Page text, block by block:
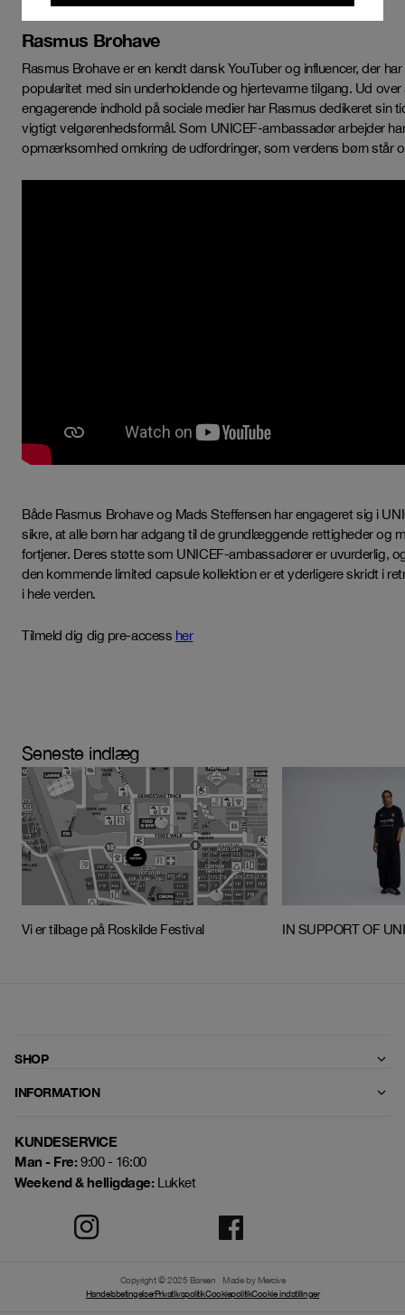
Rasmus Brohave
Rasmus Brohave er en kendt dansk YouTuber og influencer, der
popularitet med sin underholdende og hjertevarme tilgang. Ud
engagerende indhold på sociale medier har Rasmus dedikeret sin
vigtigt velgørenhedsformål. Som UNICEF-ambassadør arbejder
opmærksomhed omkring de udfordringer, som verdens børn står
Både Rasmus Brohave og Mads Steffensen har engageret sig i
sikre, at alle børn har adgang til de grundlæggende rettigheder og
fortjener. Deres støtte som UNICEF-ambassadører er uvurderlig,
den kommende limited capsule kollektion er et yderligere skridt i
i hele verden.
Tilmeld dig dig pre-access her
Seneste indlæg
Vi er tilbage på Roskilde Festival IN SUPPORT OF
SHOP
INFORMATION
KUNDESERVICE
Man - Fre:9:00 - 16:00
Weekend & helligdage:Lukket
Copyright © 2025 Bareen
Made by Mercive
HandelsbetingelserPrivatlivspolitikCookiepolitikCookie indstillinger